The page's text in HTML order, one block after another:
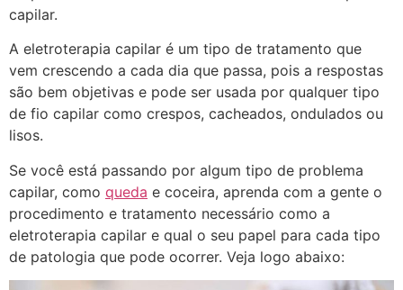
capilar.
A eletroterapia capilar é um tipo de tratamento que
vem crescendo a cada dia que passa, pois a respostas
são bem objetivas e pode ser usada por qualquer tipo
de fio capilar como crespos, cacheados, ondulados ou
lisos.
Se você está passando por algum tipo de problema
capilar, como queda e coceira, aprenda com a gente o
procedimento e tratamento necessário como a
eletroterapia capilar e qual o seu papel para cada tipo
de patologia que pode ocorrer. Veja logo abaixo: